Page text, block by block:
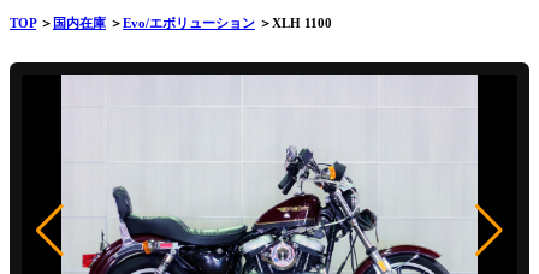
TOP＞ 国内在庫 ＞Evo/エボリューション ＞XLH 1100